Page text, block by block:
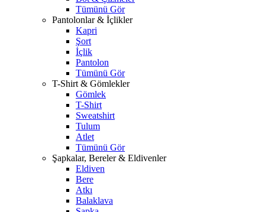
Tümünü Gör
Pantolonlar & İçlikler
Kapri
Şort
İçlik
Pantolon
Tümünü Gör
T-Shirt & Gömlekler
Gömlek
T-Shirt
Sweatshirt
Tulum
Atlet
Tümünü Gör
Şapkalar, Bereler & Eldivenler
Eldiven
Bere
Atkı
Balaklava